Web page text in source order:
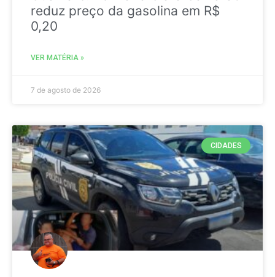
reduz preço da gasolina em R$
0,20
VER MATÉRIA »
7 de agosto de 2026
CIDADES